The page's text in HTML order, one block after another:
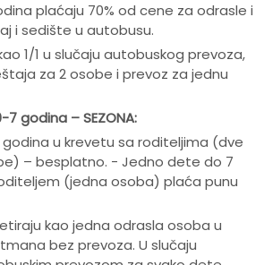
plaćaju 70% od cene za odrasle i
i sedište u autobusu.
1/1 u slučaju autobuskog prevoza,
za 2 osobe i prevoz za jednu
godina – SEZONA:
u krevetu sa roditeljima (dve
– besplatno. - Jedno dete do 7
(jedna osoba) plaća punu
kao jedna odrasla osoba u
bez prevoza. U slučaju